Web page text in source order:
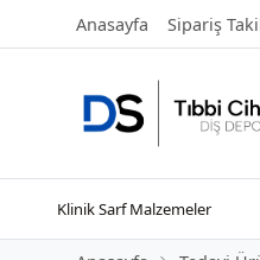
Anasayfa Sipariş
Klinik Sarf Malzemeler